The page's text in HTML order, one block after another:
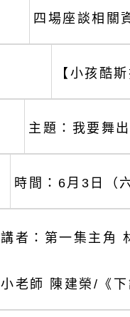
四場座談相關
【小孩酷斯
主題：我要舞
時間：6月3日（
講者：第一集主角
小老師 陳建榮/《